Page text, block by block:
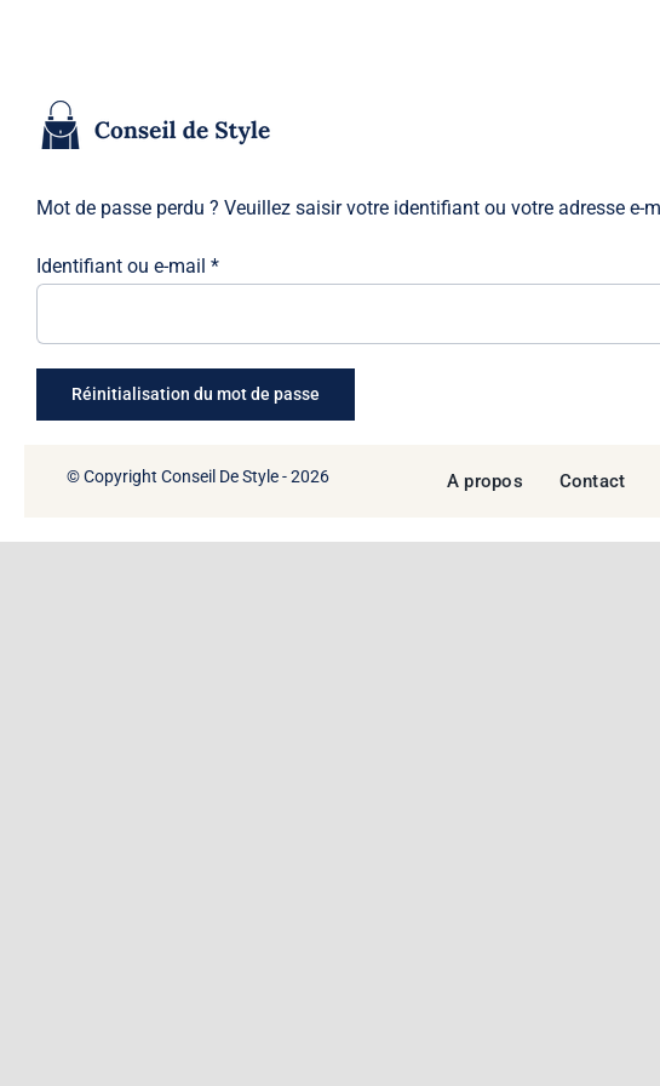
Mot de passe perdu ? Veuillez saisir votre identifiant ou votre adresse
Identifiant ou e-mail *Obligatoire
Réinitialisation du mot de passe
© Copyright Conseil De Style - 2026 A propos Contact